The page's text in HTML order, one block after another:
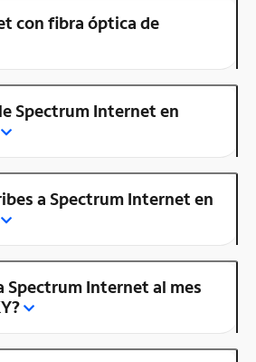
con fibra óptica de
Spectrum Internet en
a Spectrum Internet en
Spectrum Internet al mes